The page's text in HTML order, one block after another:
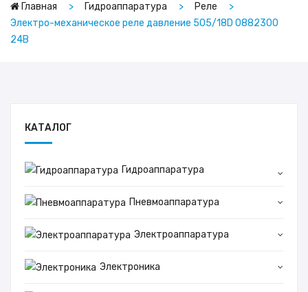
Главная Гидроаппаратура
Реле
Электро-механическое реле давление 505/18D 0882300
24В
КАТАЛОГ
Гидроаппаратура
Пневмоаппаратура
Электроаппаратура
Электроника